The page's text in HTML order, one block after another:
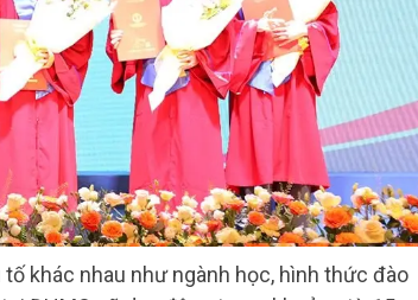
khác nhau như ngành học, hình thức đào